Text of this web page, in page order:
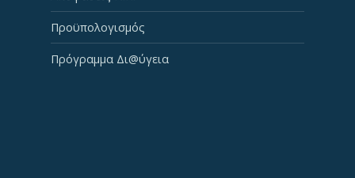
Προϋπολογισμός
Πρόγραμμα Δι@ύγεια